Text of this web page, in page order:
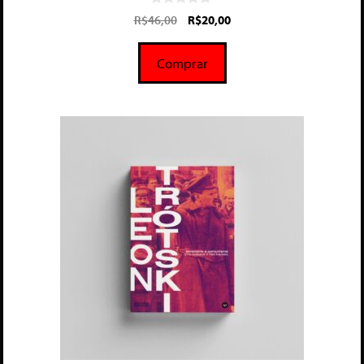
0
d
5
R$46,00 R$20,00
Comprar